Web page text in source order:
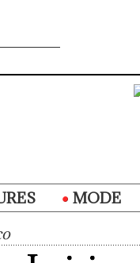
MODE